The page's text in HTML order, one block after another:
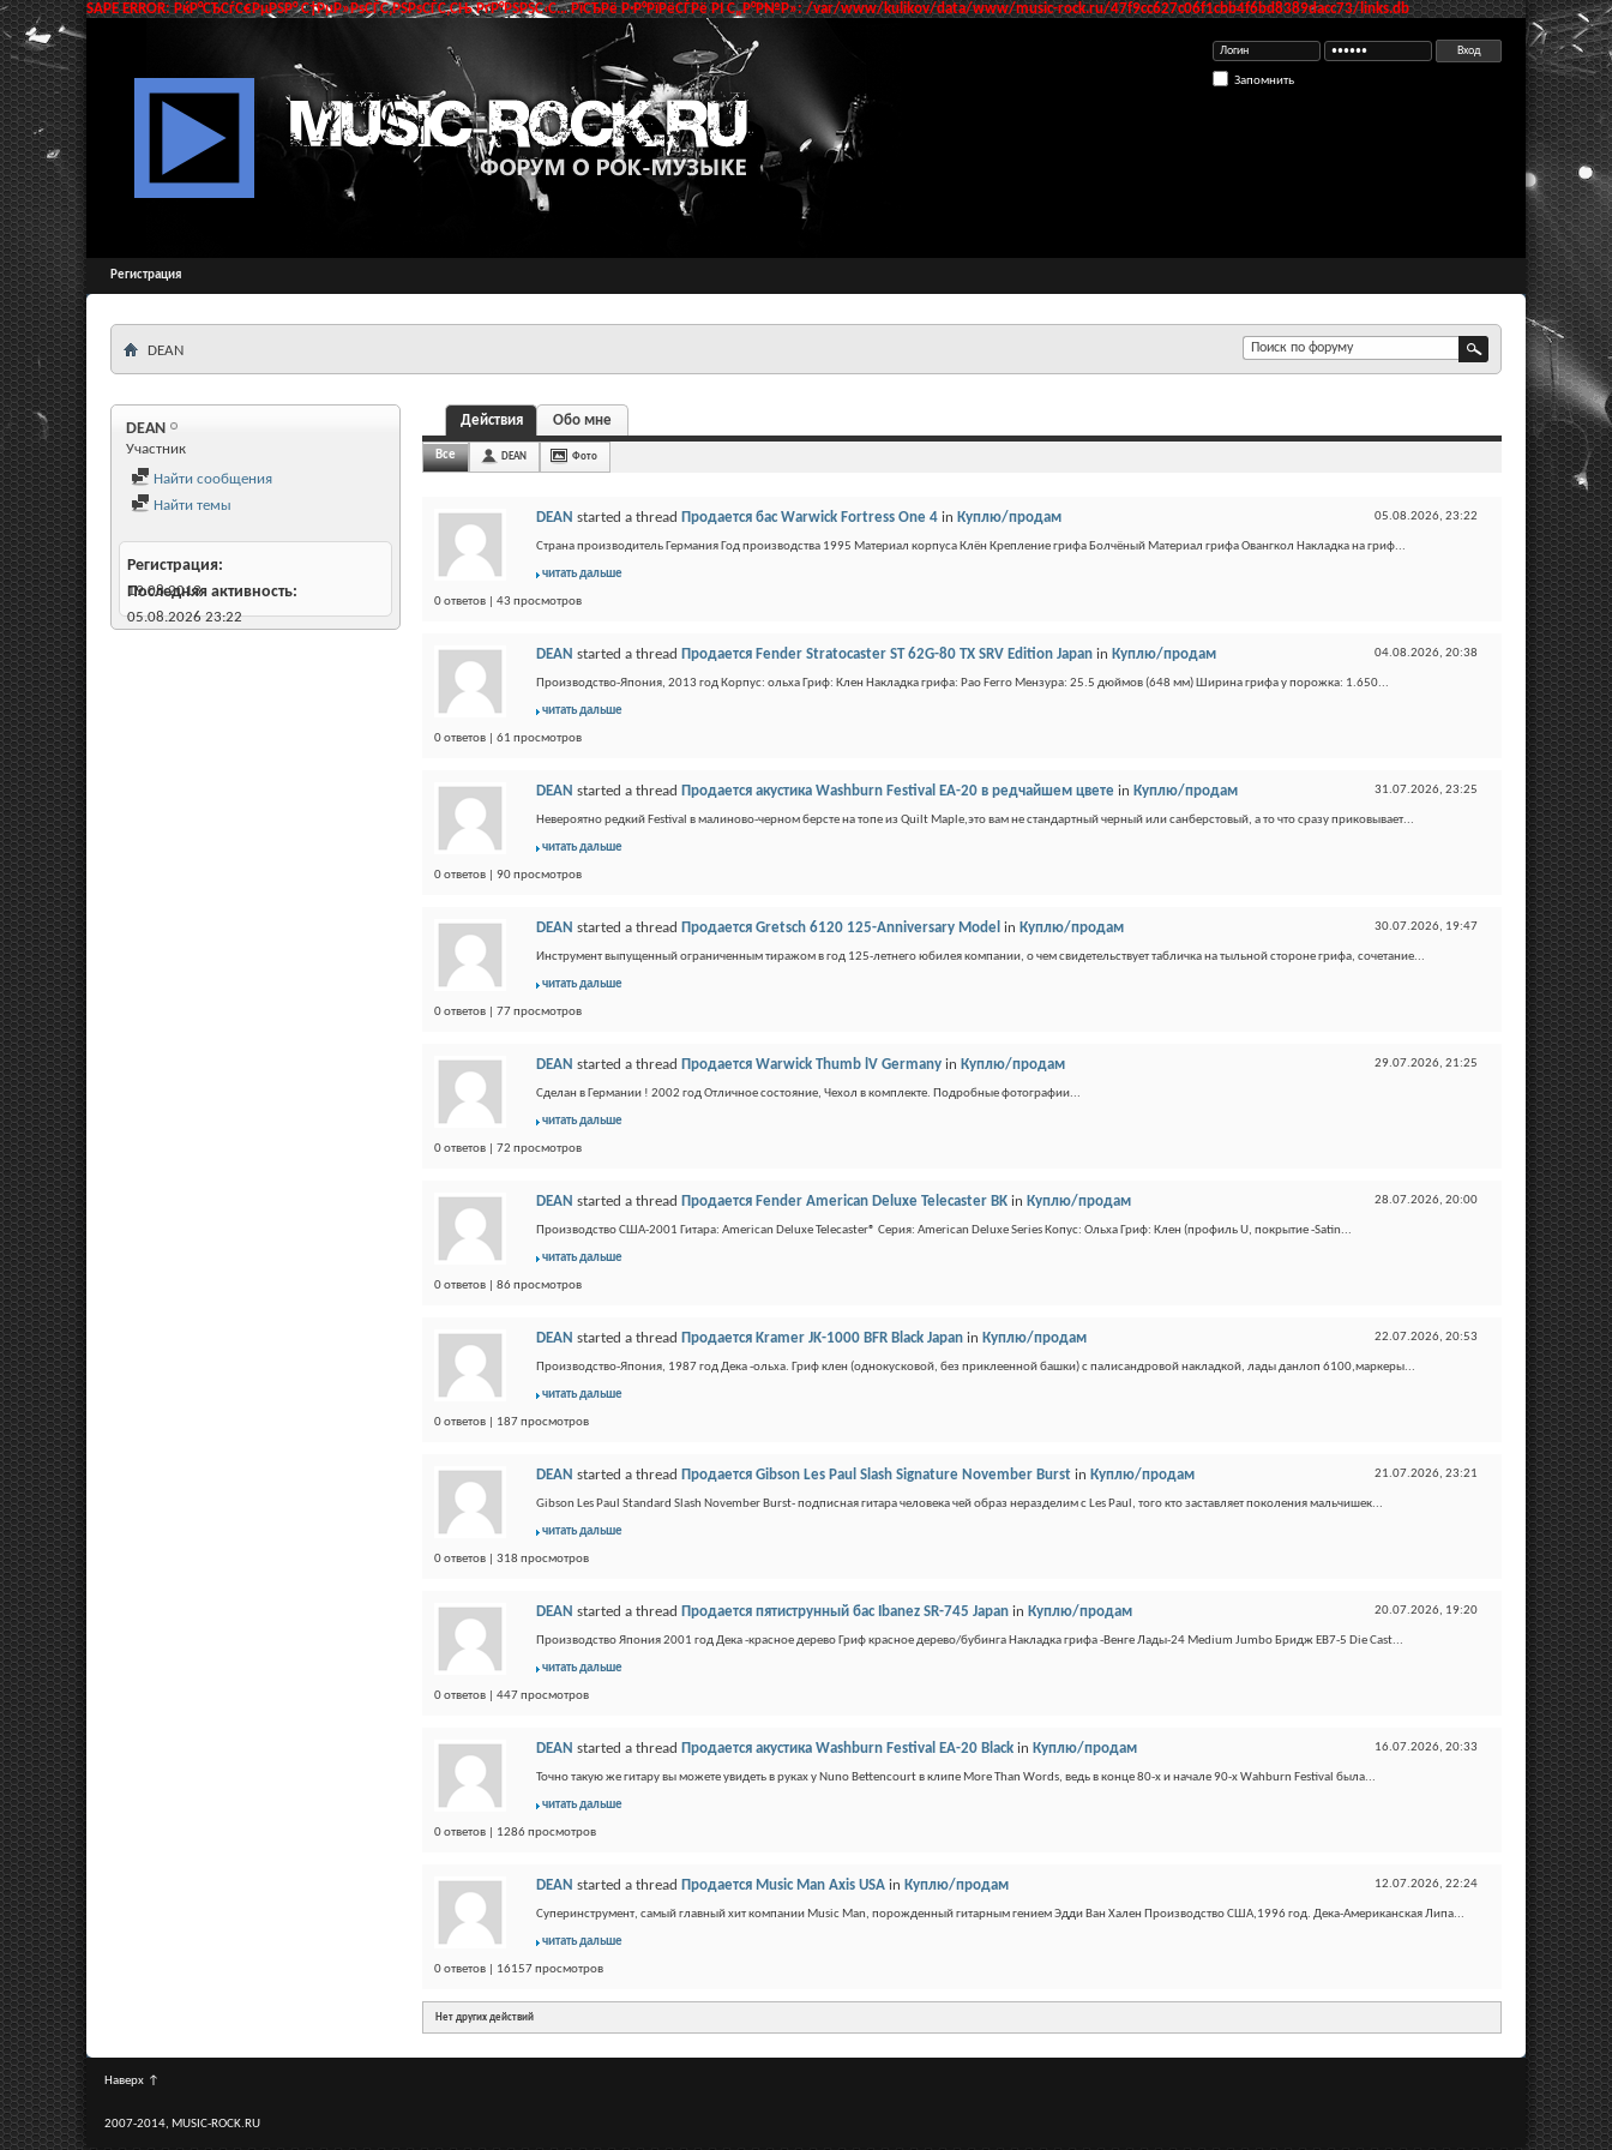
SAPE ERROR: РќР°СЂСѓС€РµРЅР° С†РµР»РѕСЃС‚РЅРѕСЃС‚СЊ РґР°РЅРЅС‹С… РїСЂРё Р·Р°РїРёСЃРё РІ С„Р°Р№Р»: /var/www/kulikov/data/www/music-rock.ru/47f9cc627c06f1cbb4f6bd8389dacc73/links.db
Запомнить
Регистрация
DEAN
DEAN
Участник
Найти сообщения
Найти темы
Регистрация
19.08.2013
Последняя активность
05.08.202623:22
Действия Обо мне
Все DEAN Фото
05.08.2026, 23:22
DEAN started a thread Продается бас Warwick Fortress One 4 in Куплю/продам
Страна производитель Германия Год производства 1995 Материал корпуса Клён Крепление грифа Болчёный Материал грифа Овангкол Накладка на гриф...
читать дальше
0 ответов | 43 просмотров
04.08.2026, 20:38
DEAN started a thread Продается Fender Stratocaster ST 62G-80 TX SRV Edition Japan in Куплю/продам
Производство-Япония, 2013 год Корпус: ольха Гриф: Клен Накладка грифа: Pao Ferro Мензура: 25.5 дюймов (648 мм) Ширина грифа у порожка: 1.650...
читать дальше
0 ответов | 61 просмотров
31.07.2026, 23:25
DEAN started a thread Продается акустика Washburn Festival EA-20 в редчайшем цвете in Куплю/продам
Невероятно редкий Festival в малиново-черном берсте на топе из Quilt Maple,это вам не стандартный черный или санберстовый, а то что сразу приковывает...
читать дальше
0 ответов | 90 просмотров
30.07.2026, 19:47
DEAN started a thread Продается Gretsch 6120 125-Anniversary Model in Куплю/продам
Инструмент выпущенный ограниченным тиражом в год 125-летнего юбилея компании, о чем свидетельствует табличка на тыльной стороне грифа, сочетание...
читать дальше
0 ответов | 77 просмотров
29.07.2026, 21:25
DEAN started a thread Продается Warwick Thumb lV Germany in Куплю/продам
Сделан в Германии ! 2002 год Отличное состояние, Чехол в комплекте. Подробные фотографии...
читать дальше
0 ответов | 72 просмотров
28.07.2026, 20:00
DEAN started a thread Продается Fender American Deluxe Telecaster BK in Куплю/продам
Производство США-2001 Гитара: American Deluxe Telecaster® Серия: American Deluxe Series Копус: Ольха Гриф: Клен (профиль U, покрытие -Satin...
читать дальше
0 ответов | 86 просмотров
22.07.2026, 20:53
DEAN started a thread Продается Kramer JK-1000 BFR Black Japan in Куплю/продам
Производство-Япония, 1987 год Дека -ольха. Гриф клен (однокусковой, без приклеенной башки) с палисандровой накладкой, лады данлоп 6100,маркеры...
читать дальше
0 ответов | 187 просмотров
21.07.2026, 23:21
DEAN started a thread Продается Gibson Les Paul Slash Signature November Burst in Куплю/продам
Gibson Les Paul Standard Slash November Burst- подписная гитара человека чей образ неразделим с Les Paul, того кто заставляет поколения мальчишек...
читать дальше
0 ответов | 318 просмотров
20.07.2026, 19:20
DEAN started a thread Продается пятиструнный бас Ibanez SR-745 Japan in Куплю/продам
Производство Япония 2001 год Дека -красное дерево Гриф красное дерево/бубинга Накладка грифа -Венге Лады-24 Medium Jumbo Бридж EB7-5 Die Cast...
читать дальше
0 ответов | 447 просмотров
16.07.2026, 20:33
DEAN started a thread Продается акустика Washburn Festival EA-20 Black in Куплю/продам
Точно такую же гитару вы можете увидеть в руках у Nuno Bettencourt в клипе More Than Words, ведь в конце 80-х и начале 90-х Wahburn Festival была...
читать дальше
0 ответов | 1286 просмотров
12.07.2026, 22:24
DEAN started a thread Продается Music Man Axis USA in Куплю/продам
Суперинструмент, самый главный хит компании Music Man, порожденный гитарным гением Эдди Ван Хален Производство США,1996 год. Дека-Американская Липа...
читать дальше
0 ответов | 16157 просмотров
Нет других действий
Наверх ↑
2007-2014, MUSIC-ROCK.RU